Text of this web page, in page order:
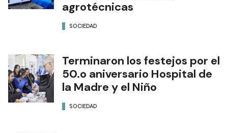
agrotécnicas
SOCIEDAD
Terminaron los festejos por el
50.o aniversario Hospital de
la Madre y el Niño
SOCIEDAD